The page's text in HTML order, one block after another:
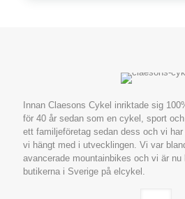
Innan Claesons Cykel inriktade sig
för 40 år sedan som en cykel, sport
ett familjeföretag sedan dess och vi
vi hängt med i utvecklingen. Vi var
avancerade mountainbikes och vi är nu
butikerna i Sverige på elcykel.